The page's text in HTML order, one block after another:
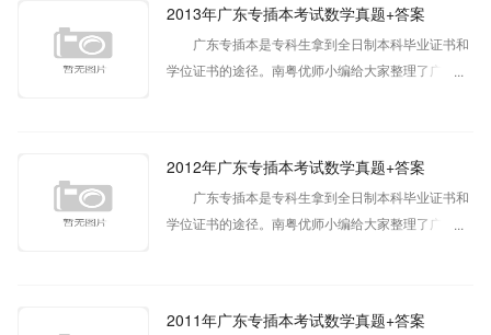
2013年广东专插本考试数学真题+答案
广东专插本是专科生拿到全日制本科毕业证书和
学位证书的途径。南粤优师小编给大家整理了广东专
2012年广东专插本考试数学真题+答案
广东专插本是专科生拿到全日制本科毕业证书和
学位证书的途径。南粤优师小编给大家整理了广东专
2011年广东专插本考试数学真题+答案